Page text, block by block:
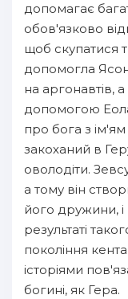
допомагає
обов'язково
щоб скупатися
допомогла
на аргонавтів,
допомогою
про бога з
закоханий в
оволодіти.
а тому він
його дружини, і
результаті
покоління
історіями
богині, як Гера.